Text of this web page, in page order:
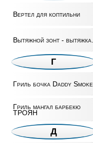
Вертел для коптильни
Вытяжной зонт - вытяжка.
Г
Гриль бочка Daddy Smoke
Гриль мангал барбекю
ТРОЯН
Д